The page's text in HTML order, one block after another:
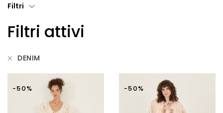
Maglie
Pantaloni
Filtri
Filtri attivi
DENIM
-50% -50%